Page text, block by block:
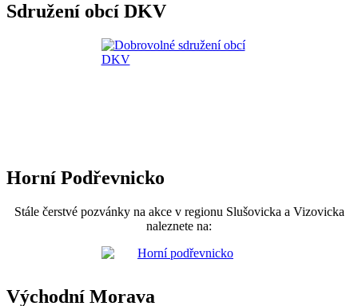
Sdružení obcí DKV
Horní Podřevnicko
Stále čerstvé pozvánky na akce v regionu Slušovicka a Vizovicka
naleznete na:
Východní Morava